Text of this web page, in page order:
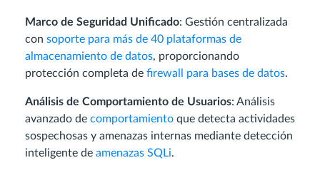
Marco de Seguridad Unificado: Gestión centralizada
con soporte para más de 40 plataformas de
almacenamiento de datos, proporcionando
protección completa de firewall para bases de datos.
Análisis de Comportamiento de Usuarios: Análisis
avanzado de comportamiento que detecta actividades
sospechosas y amenazas internas mediante detección
inteligente de amenazas SQLi.